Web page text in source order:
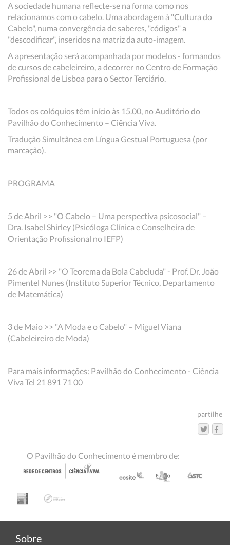
A sociedade humana reflecte-se na forma como nos
relacionamos com o cabelo. Uma abordagem à "Cultura do
Cabelo", numa convergência de saberes, "códigos" a
"descodificar", inseridos na matriz da auto-imagem.
A apresentação será acompanhada por modelos - formandos
de cursos de cabeleireiro, a decorrer no Centro de Formação
Profissional de Lisboa para o Sector Terciário.
Todos os colóquios têm início às 15.00, no Auditório do
Pavilhão do Conhecimento – Ciência Viva.
Tradução Simultânea em Língua Gestual Portuguesa (por
marcação).
PROGRAMA
5 de Abril >> "O Cabelo – Uma perspectiva psicosocial" –
Dra. Isabel Shirley (Psicóloga Clínica e Conselheira de
Orientação Profissional no IEFP)
26 de Abril >> "O Teorema da Bola Cabeluda" - Prof. Dr. João
Pimentel Nunes (Instituto Superior Técnico, Departamento
de Matemática)
3 de Maio >> "A Moda e o Cabelo" – Miguel Viana
(Cabeleireiro de Moda)
Para mais informações: Pavilhão do Conhecimento - Ciência
Viva Tel 21 891 71 00
partilhe
O Pavilhão do Conhecimento é membro de:
Sobre